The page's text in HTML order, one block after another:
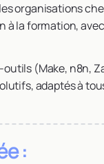
organisations
à la formation,
outils (Make, n8n,
adaptés à
: